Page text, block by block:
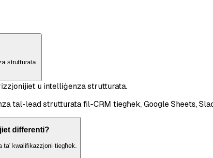
strutturata.
u intelliġenza strutturata.
tal-lead strutturata fil-CRM tiegħek, Google Sheets,
differenti?
ta' kwalifikazzjoni tiegħek.